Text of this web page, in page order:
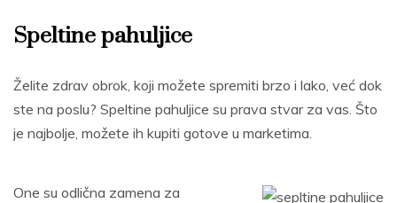
Speltine pahuljice
Želite zdrav obrok, koji možete spremiti brzo i lako, već dok
ste na poslu? Speltine pahuljice su prava stvar za vas. Što
je najbolje, možete ih kupiti gotove u marketima.
One su odlična zamena za